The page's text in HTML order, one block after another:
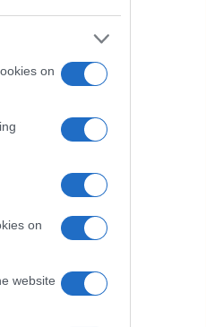
on
on
website
I nostri cari
Giovannimaria